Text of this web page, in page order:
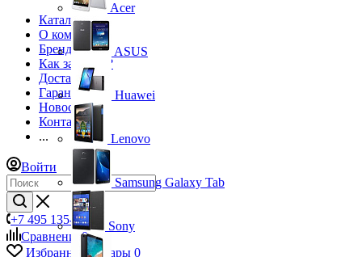
Каталог
О компании
Бренды
Как заказать?
Доставка
Гарантия
Новости
Контакты
...
Войти
+7 495 135-39-43
Сравнение0
Избранные товары 0
Acer
ASUS
Huawei
Lenovo
Samsung Galaxy Tab
Sony